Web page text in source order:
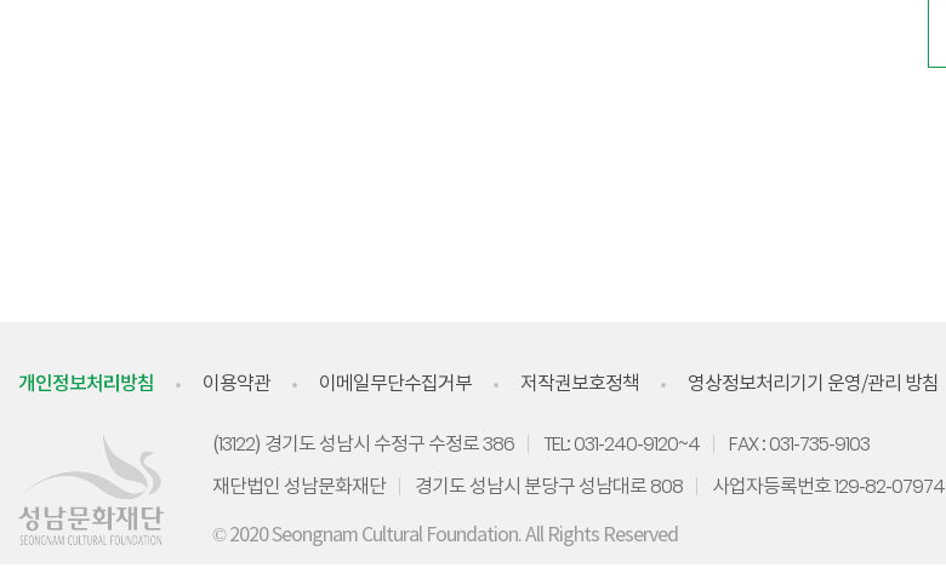
개인정보처리방침 이용약관 이메일무단수집거부 저작권보호정책 영상정보처리기기 운영/관리 방침
(13122) 경기도 성남시 수정구 수정로 386 TEL: 031-240-9120~4
FAX : 031-735-9103
재단법인 성남문화재단
경기도 성남시 분당구 성남대로 808 사업자등록번호 129-82-07974
© 2020 Seongnam Cultural Foundation. All Rights Reserved